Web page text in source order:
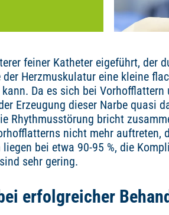
feiner Katheter eigeführt, der
Herzmuskulatur eine kleine
Da es sich bei
Erzeugung dieser Narbe quasi
Rhythmusstörung bricht
nicht mehr auftreten,
bei etwa 90-95 %, die
sehr gering.
erfolgreicher